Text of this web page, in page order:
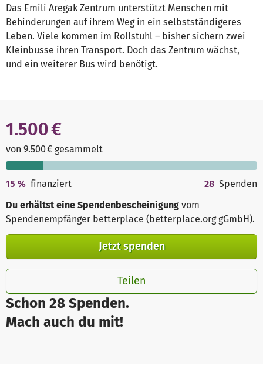
Das Emili Aregak Zentrum unterstützt Menschen mit
Behinderungen auf ihrem Weg in ein selbstständigeres
Leben. Viele kommen im Rollstuhl – bisher sichern zwei
Kleinbusse ihren Transport. Doch das Zentrum wächst,
und ein weiterer Bus wird benötigt.
Schon 28 Spenden.
Mach auch du mit!
1.500 €
von 9.500 € gesammelt
15 % finanziert 28 Spenden
Du erhältst eine Spendenbescheinigung vom
Spendenempfänger betterplace (betterplace.org gGmbH).
Jetzt spenden
Teilen